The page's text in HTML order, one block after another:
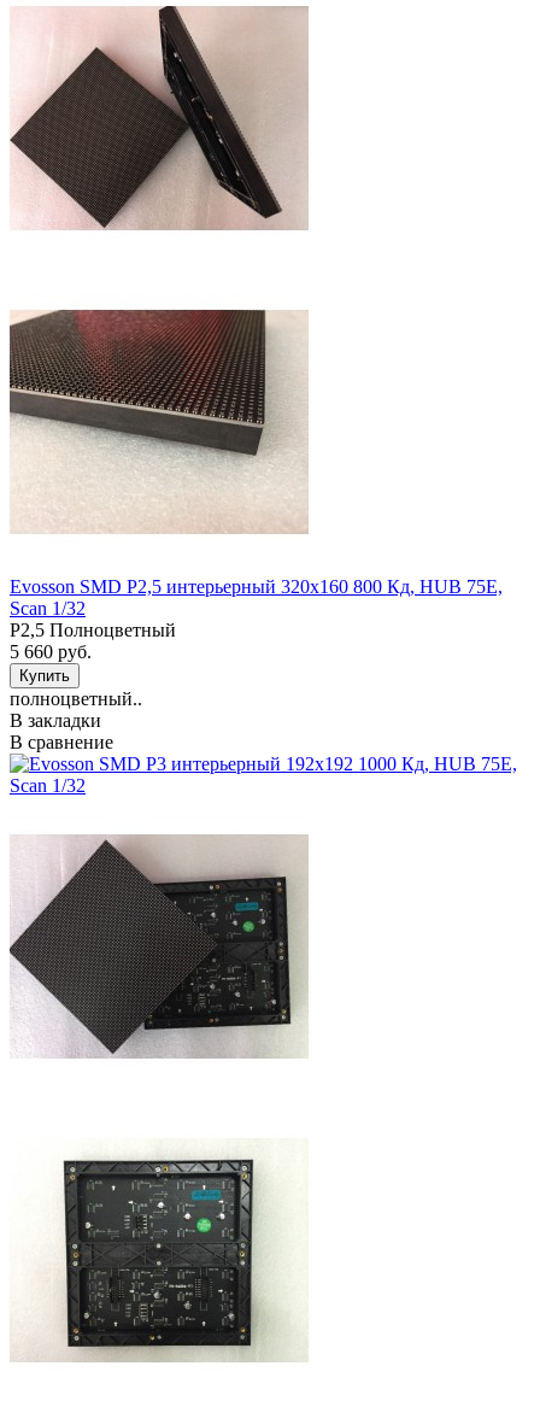
Evosson SMD P2,5 интерьерный 320x160 800 Кд, HUB 75Е,
Scan 1/32
P2,5 Полноцветный
5 660 руб.
полноцветный..
В закладки
В сравнение